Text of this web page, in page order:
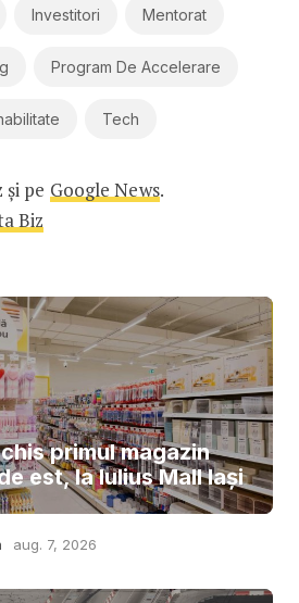
Investitori Mentorat
Program De Accelerare
Tech
pe Google News.
Biz
primul magazin
est, la Iulius Mall Iași
aug. 7, 2026